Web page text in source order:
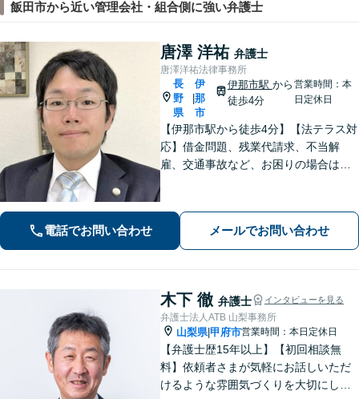
飯田市から近い管理会社・組合側に強い弁護士
唐澤 洋祐 弁護士
唐澤洋祐法律事務所
長
野
県
|
伊
那
市
伊那市駅 から
徒歩4分
営業時間：本
日定休日
【伊那市駅から徒歩4分】【法テラス対
応】借金問題、残業代請求、不当解
雇、交通事故など、お困りの場合はす
ます!【秘密厳守】【破産管財人】
電話でお問い合わせ メールでお問い合わせ
木下 徹 弁護士 インタビューを見る
弁護士法人ATB 山梨事務所
山梨県|甲府市営業時間：本日定休日
【弁護士歴15年以上】【初回相談無
料】依頼者さまが気軽にお話しいただ
けるような雰囲気づくりを大切にして